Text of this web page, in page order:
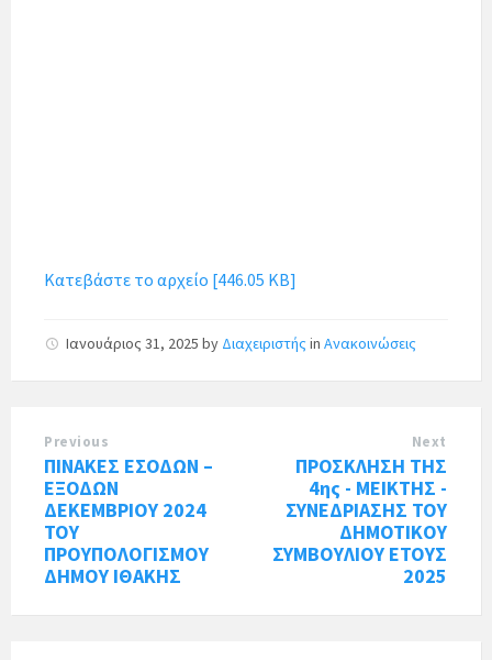
Κατεβάστε το αρχείο [446.05 KB]
Ιανουάριος 31, 2025 by Διαχειριστής in Ανακοινώσεις
Previous
ΠΙΝΑΚΕΣ ΕΣΟΔΩΝ –
ΕΞΟΔΩΝ
ΔΕΚΕΜΒΡΙΟΥ 2024
ΤΟΥ
ΠΡΟΥΠΟΛΟΓΙΣΜΟΥ
ΔΗΜΟΥ ΙΘΑΚΗΣ
Next
ΠΡΟΣΚΛΗΣΗ ΤΗΣ
4ης - ΜΕΙΚΤΗΣ -
ΣΥΝΕΔΡΙΑΣΗΣ ΤΟΥ
ΔΗΜΟΤΙΚΟΥ
ΣΥΜΒΟΥΛΙΟΥ ΕΤΟΥΣ
2025